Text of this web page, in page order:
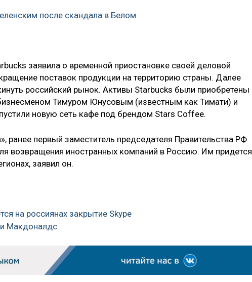
после скандала в Белом
заявила о временной приостановке своей деловой
поставок продукции на территорию страны. Далее
российский рынок. Активы Starbucks были приобретены
Тимуром Юнусовым (известным как Тимати) и
новую сеть кафе под брендом Stars Coffee.
ранее первый заместитель председателя Правительства РФ
возвращения иностранных компаний в Россию. Им придется
заявил он.
на россиянах закрытие Skype
Макдоналдс